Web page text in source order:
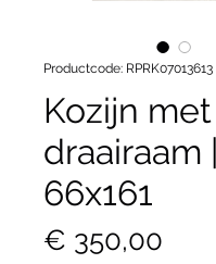
Productcode: RPRK07013613
Kozijn met
draairaam |
66x161
€ 350,00